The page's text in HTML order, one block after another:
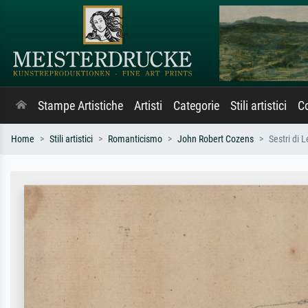
Stampe Artistiche Artisti Categorie Stili artistici
Home Stili artistici Romanticismo John Robert Cozens Sestri di